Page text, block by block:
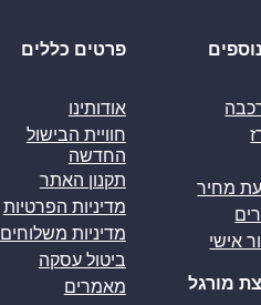
מחיר
אישי
מורגל
פרטים כללים
אודותינו
חוויית הבישול
החדשה
תקנון האתר
מדיניות הפרטיות
מדיניות משלוחים
ביטול עסקה
מאמרים